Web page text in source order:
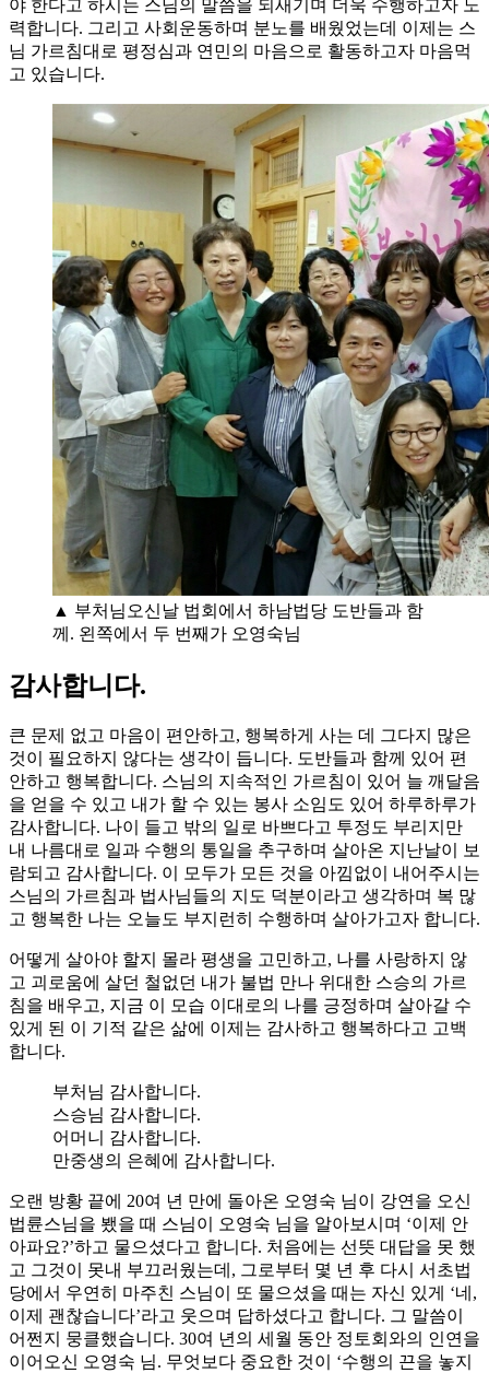
야 한다고 하시는 스님의 말씀을 되새기며 더욱 수행하고자 노
력합니다. 그리고 사회운동하며 분노를 배웠었는데 이제는 스
님 가르침대로 평정심과 연민의 마음으로 활동하고자 마음먹
고 있습니다.
▲ 부처님오신날 법회에서 하남법당 도반들과 함
께. 왼쪽에서 두 번째가 오영숙님
감사합니다.
큰 문제 없고 마음이 편안하고, 행복하게 사는 데 그다지 많은
것이 필요하지 않다는 생각이 듭니다. 도반들과 함께 있어 편
안하고 행복합니다. 스님의 지속적인 가르침이 있어 늘 깨달음
을 얻을 수 있고 내가 할 수 있는 봉사 소임도 있어 하루하루가
감사합니다. 나이 들고 밖의 일로 바쁘다고 투정도 부리지만
내 나름대로 일과 수행의 통일을 추구하며 살아온 지난날이 보
람되고 감사합니다. 이 모두가 모든 것을 아낌없이 내어주시는
스님의 가르침과 법사님들의 지도 덕분이라고 생각하며 복 많
고 행복한 나는 오늘도 부지런히 수행하며 살아가고자 합니다.
어떻게 살아야 할지 몰라 평생을 고민하고, 나를 사랑하지 않
고 괴로움에 살던 철없던 내가 불법 만나 위대한 스승의 가르
침을 배우고, 지금 이 모습 이대로의 나를 긍정하며 살아갈 수
있게 된 이 기적 같은 삶에 이제는 감사하고 행복하다고 고백
합니다.
부처님 감사합니다.
스승님 감사합니다.
어머니 감사합니다.
만중생의 은혜에 감사합니다.
오랜 방황 끝에 20여 년 만에 돌아온 오영숙 님이 강연을 오신
법륜스님을 뵀을 때 스님이 오영숙 님을 알아보시며 ‘이제 안
아파요?’하고 물으셨다고 합니다. 처음에는 선뜻 대답을 못 했
고 그것이 못내 부끄러웠는데, 그로부터 몇 년 후 다시 서초법
당에서 우연히 마주친 스님이 또 물으셨을 때는 자신 있게 ‘네,
이제 괜찮습니다’라고 웃으며 답하셨다고 합니다. 그 말씀이
어쩐지 뭉클했습니다. 30여 년의 세월 동안 정토회와의 인연을
이어오신 오영숙 님. 무엇보다 중요한 것이 ‘수행의 끈을 놓지